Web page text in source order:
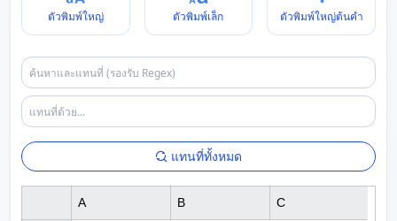
ตัวพิมพ์ใหญ่ ตัวพิมพ์เล็ก ตัวพิมพ์ใหญ่ต้นคำ
แทนที่ทั้งหมด
A B C